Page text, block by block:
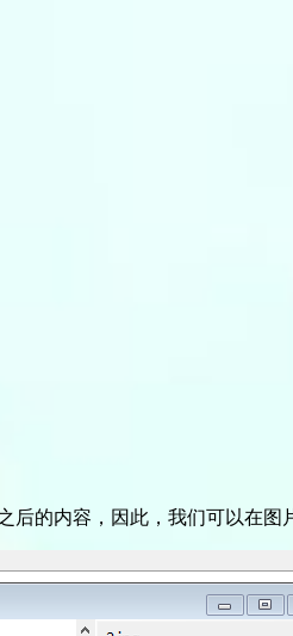
的内容，因此，我们可以在图